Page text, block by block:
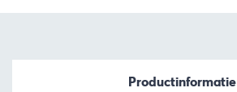
Productinformatie